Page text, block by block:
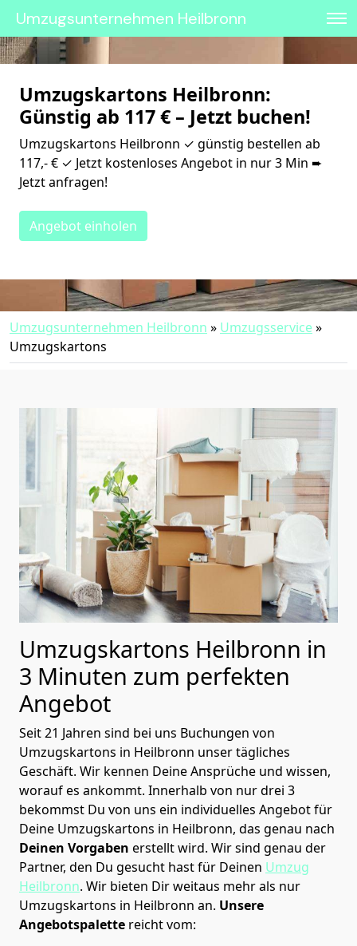
Umzugsunternehmen Heilbronn
Umzugskartons Heilbronn:
Günstig ab 117 € – Jetzt buchen!
Umzugskartons Heilbronn ✓ günstig bestellen ab
117,- € ✓ Jetzt kostenloses Angebot in nur 3 Min ➨
Jetzt anfragen!
Angebot einholen
Umzugsunternehmen Heilbronn » Umzugsservice»
Umzugskartons
Umzugskartons Heilbronn in
3 Minuten zum perfekten
Angebot
Seit 21 Jahren sind bei uns Buchungen von
Umzugskartons in Heilbronn unser tägliches
Geschäft. Wir kennen Deine Ansprüche und wissen,
worauf es ankommt. Innerhalb von nur drei 3
bekommst Du von uns ein individuelles Angebot für
Deine Umzugskartons in Heilbronn, das genau nach
Deinen Vorgaben erstellt wird. Wir sind genau der
Partner, den Du gesucht hast für Deinen Umzug
Heilbronn. Wir bieten Dir weitaus mehr als nur
Umzugskartons in Heilbronn an. Unsere
Angebotspalette reicht vom: